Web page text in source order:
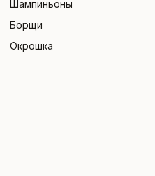
Шампиньоны
Борщи
Окрошка